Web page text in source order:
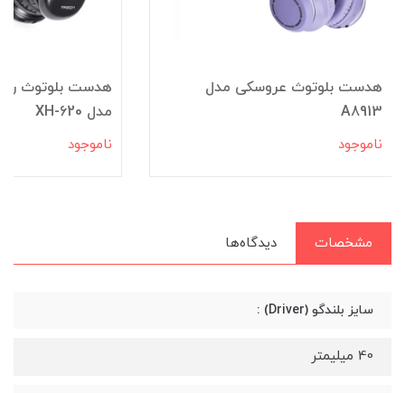
هدست بلوتوث عروسکی مدل
A8913
ناموجود
مدل XH-620
ناموجود
مشخصات دیدگاه‌ها
سایز بلندگو (Driver) :
40 میلیمتر